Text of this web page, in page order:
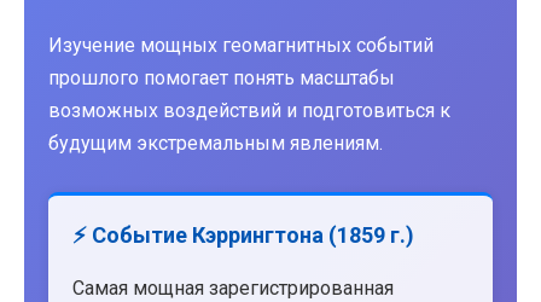
Изучение мощных геомагнитных событий
прошлого помогает понять масштабы
возможных воздействий и подготовиться к
будущим экстремальным явлениям.
⚡ Событие Кэррингтона (1859 г.)
Самая мощная зарегистрированная